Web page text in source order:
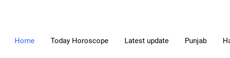
Home Today Horoscope Latest update Punjab